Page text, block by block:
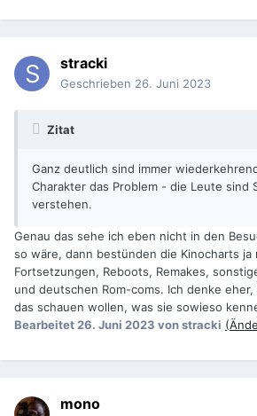
stracki
Geschrieben 26. Juni 2023
Zitat
Ganz deutlich sind immer
Charakter das Problem - die Leute sind
verstehen.
Genau das sehe ich eben nicht in den
so wäre, dann bestünden die Kinocharts ja
Fortsetzungen, Reboots, Remakes,
und deutschen Rom-coms. Ich denke
das schauen wollen, was sie sowieso
Bearbeitet26. Juni 2023 von stracki
mono